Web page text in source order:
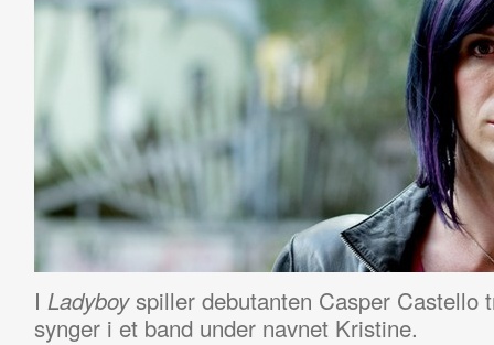
I Ladyboyspiller debutanten Casper Castello
synger i et band under navnet Kristine.